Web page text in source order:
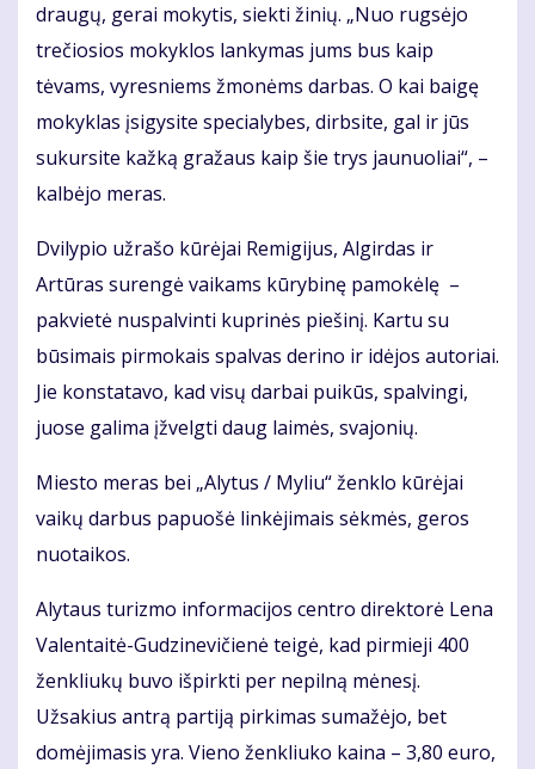
draugų, gerai mokytis, siekti žinių. „Nuo rugsėjo
trečiosios mokyklos lankymas jums bus kaip
tėvams, vyresniems žmonėms darbas. O kai baigę
mokyklas įsigysite specialybes, dirbsite, gal ir jūs
sukursite kažką gražaus kaip šie trys jaunuoliai“, –
kalbėjo meras.
Dvilypio užrašo kūrėjai Remigijus, Algirdas ir
Artūras surengė vaikams kūrybinę pamokėlę –
pakvietė nuspalvinti kuprinės piešinį. Kartu su
būsimais pirmokais spalvas derino ir idėjos autoriai.
Jie konstatavo, kad visų darbai puikūs, spalvingi,
juose galima įžvelgti daug laimės, svajonių.
Miesto meras bei „Alytus / Myliu“ ženklo kūrėjai
vaikų darbus papuošė linkėjimais sėkmės, geros
nuotaikos.
Alytaus turizmo informacijos centro direktorė Lena
Valentaitė-Gudzinevičienė teigė, kad pirmieji 400
ženkliukų buvo išpirkti per nepilną mėnesį.
Užsakius antrą partiją pirkimas sumažėjo, bet
domėjimasis yra. Vieno ženkliuko kaina – 3,80 euro,